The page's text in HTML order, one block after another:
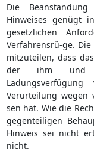
Die
Hinweises genügt
gesetzlichen
Verfahrensrü-ge.
mitzuteilen, dass
der ihm und
Verurteilung wegen
sen hat. Wie die
gegenteiligen
Hinweis sei nicht
nicht.